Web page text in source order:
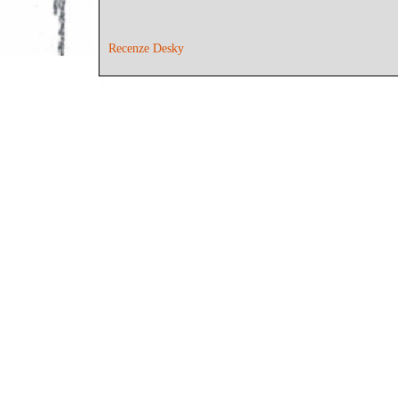
Recenze Desky